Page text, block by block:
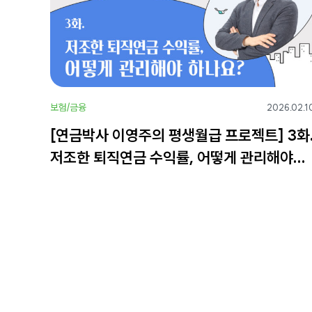
보험/금융
[연금박사 이영주의 평생월급 프로젝트] 3
저조한 퇴직연금 수익률, 어떻게 관리해야